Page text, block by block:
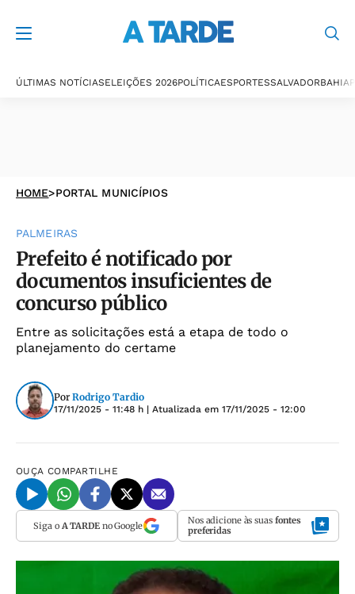
ÚLTIMAS NOTÍCIASELEIÇÕES 2026POLÍTICAESPORTESSALVADORBAHIA
HOME>PORTAL MUNICÍPIOS
PALMEIRAS
Prefeito é notificado por
documentos insuficientes de
concurso público
Entre as solicitações está a etapa de todo o
planejamento do certame
Por Rodrigo Tardio
17/11/2025 - 11:48 h | Atualizada em 17/11/2025 - 12:00
OUÇA COMPARTILHE
Siga o A TARDEno Google Nos adicione às suas fontes
preferidas